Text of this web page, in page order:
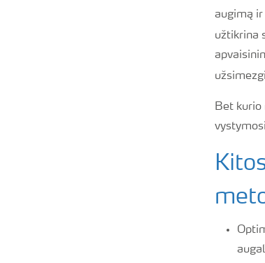
augimą
užtikrina
Bet